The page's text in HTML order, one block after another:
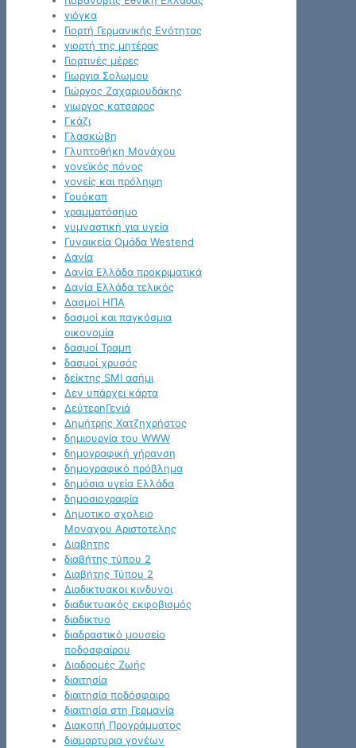
γιόγκα
Γιορτή Γερμανικής Ενότητας
γιορτή της μητέρας
Γιορτινές μέρες
Γιωργια Σολωμου
Γιώργος Ζαχαριουδάκης
γιωργος κατσαρος
Γκάζι
Γλασκώβη
Γλυπτοθήκη Μονάχου
γονεϊκός πόνος
γονείς και πρόληψη
Γουόκαπ
γραμματόσημο
γυμναστική για υγεία
Γυναικεία Ομάδα Westend
Δανία
Δανία Ελλάδα προκριματικά
Δανία Ελλάδα τελικός
Δασμοί ΗΠΑ
δασμοί και παγκόσμια
οικονομία
δασμοί Τραμπ
δασμοί χρυσός
δείκτης SMI ασήμι
Δεν υπάρχει κάρτα
ΔεύτερηΓενιά
Δημήτρης Χατζηχρήστος
δημιουργία του WWW
δημογραφική γήρανση
δημογραφικό πρόβλημα
δημόσια υγεία Ελλάδα
δημοσιογραφία
Δημοτικο σχολειο
Μοναχου Αριστοτελης
Διαβητης
διαβήτης τύπου 2
Διαβήτης Τύπου 2
Διαδικτυακοι κινδυνοι
διαδικτυακός εκφοβισμός
διαδικτυο
διαδραστικό μουσείο
ποδοσφαίρου
Διαδρομές Ζωής
διαιτησία
διαιτησία ποδόσφαιρο
διαιτησία στη Γερμανία
Διακοπή Προγράμματος
διαμαρτυρια γονέων